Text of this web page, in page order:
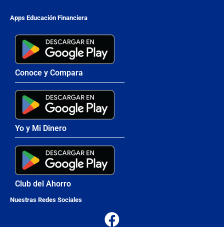
Apps Educación Financiera
Conoce y Compara
Yo y Mi Dinero
Club del Ahorro
Nuestras Redes Sociales